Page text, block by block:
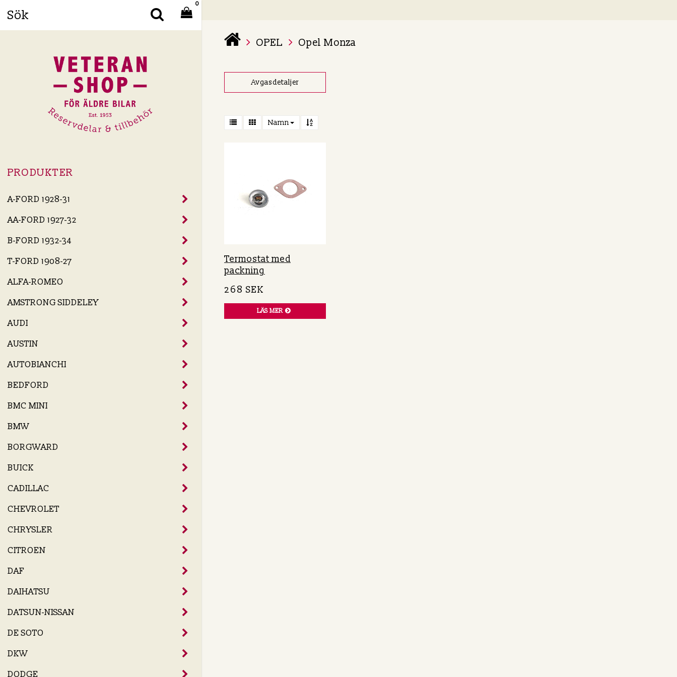
0
Din varukorg är tom
PRODUKTER
A-FORD 1928-31
AA-FORD 1927-32
B-FORD 1932-34
T-FORD 1908-27
ALFA-ROMEO
AMSTRONG SIDDELEY
AUDI
AUSTIN
AUTOBIANCHI
BEDFORD
BMC MINI
BMW
BORGWARD
BUICK
CADILLAC
CHEVROLET
CHRYSLER
CITROEN
DAF
DAIHATSU
DATSUN-NISSAN
DE SOTO
DKW
DODGE
OPEL Opel Monza
Avgasdetaljer
Namn
Termostat med
packning
268 SEK
LÄS MER